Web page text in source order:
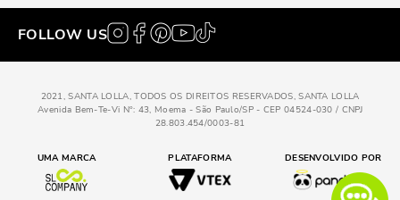
FOLLOW US
2021, SANTA LOLLA, TODOS OS DIREITOS RESERVADOS, SANTA LOLLA
Avenida Bem-Te-Vi N°: 43, Moema - São Paulo/SP - CEP 04524-030 / CNPJ
28.803.454/0003-81
UMA MARCA PLATAFORMA DESENVOLVIDO POR